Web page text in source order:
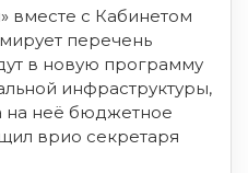
вместе с Кабинетом
перечень
в новую программу
инфраструктуры,
на неё бюджетное
врио секретаря